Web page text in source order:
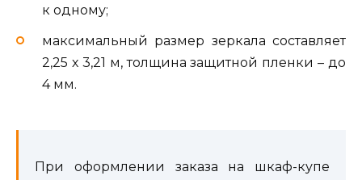
к одному;
максимальный размер зеркала составляет
2,25 х 3,21 м, толщина защитной пленки – до
4 мм.
При оформлении заказа на шкаф-купе